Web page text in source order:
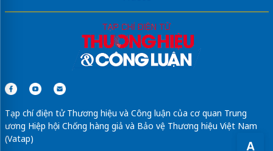
A
Tạp chí điện tử Thương hiệu và Công luận của cơ quan Trung
ương Hiệp hội Chống hàng giả và Bảo vệ Thương hiệu Việt Nam
(Vatap)